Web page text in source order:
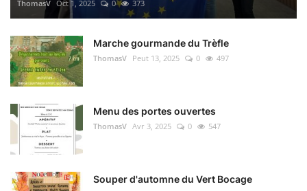
ThomasV Oct 1, 2025 0 373
Marche gourmande du Trèfle
ThomasV Peut 13, 2025 0 497
Menu des portes ouvertes
ThomasV Avr 3, 2025 0 547
Souper d'automne du Vert Bocage